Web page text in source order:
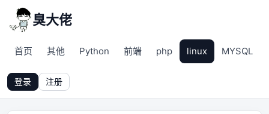
臭大佬
首页 其他 Python 前端 php linux MYSQL
登录 注册